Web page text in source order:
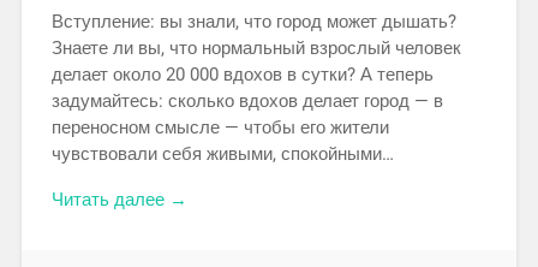
Вступление: вы знали, что город может дышать?
Знаете ли вы, что нормальный взрослый человек
делает около 20 000 вдохов в сутки? А теперь
задумайтесь: сколько вдохов делает город — в
переносном смысле — чтобы его жители
чувствовали себя живыми, спокойными…
Читать далее →